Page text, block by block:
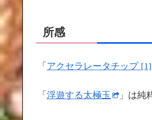
所感
「 アクセラレータチップ [1]
「 浮遊する太極玉 」は純